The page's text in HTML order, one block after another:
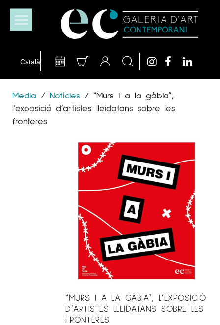
Media / Notícies / “Murs i a la gàbia”,
l’exposició d’artistes lleidatans sobre les
fronteres
“MURS I A LA GÀBIA”, L’EXPOSICIÓ
D’ARTISTES LLEIDATANS SOBRE LES
FRONTERES